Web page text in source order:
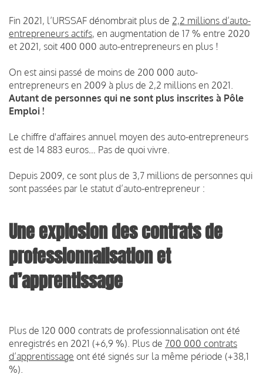
Fin 2021, l’URSSAF dénombrait plus de 2,2 millions d’auto-
entrepreneurs actifs, en augmentation de 17 % entre 2020
et 2021, soit 400 000 auto-entrepreneurs en plus !
On est ainsi passé de moins de 200 000 auto-
entrepreneurs en 2009 à plus de 2,2 millions en 2021.
Autant de personnes qui ne sont plus inscrites à Pôle
Emploi !
Le chiffre d'affaires annuel moyen des auto-entrepreneurs
est de 14 883 euros… Pas de quoi vivre.
Depuis 2009, ce sont plus de 3,7 millions de personnes qui
sont passées par le statut d’auto-entrepreneur :
Une explosion des contrats de
professionnalisation et
d’apprentissage
Plus de 120 000 contrats de professionnalisation ont été
enregistrés en 2021 (+6,9 %). Plus de 700 000 contrats
d’apprentissage ont été signés sur la même période (+38,1
%).